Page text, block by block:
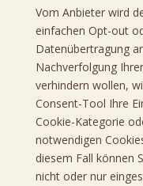
Vom Anbieter wird
einfachen Opt-out
Datenübertragung
Nachverfolgung
verhindern wollen,
Consent-Tool Ihre
Cookie-Kategorie
notwendigen
diesem Fall können
nicht oder nur